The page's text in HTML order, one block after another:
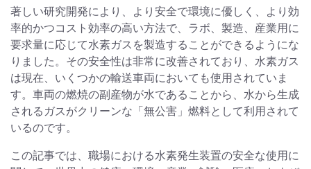
著しい研究開発により、より安全で環境に優しく、より効
率的かつコスト効率の高い方法で、ラボ、製造、産業用に
要求量に応じて水素ガスを製造することができるようにな
りました。その安全性は非常に改善されており、水素ガス
は現在、いくつかの輸送車両においても使用されていま
す。車両の燃焼の副産物が水であることから、水から生成
されるガスがクリーンな「無公害」燃料として利用されて
いるのです。
この記事では、職場における水素発生装置の安全な使用に